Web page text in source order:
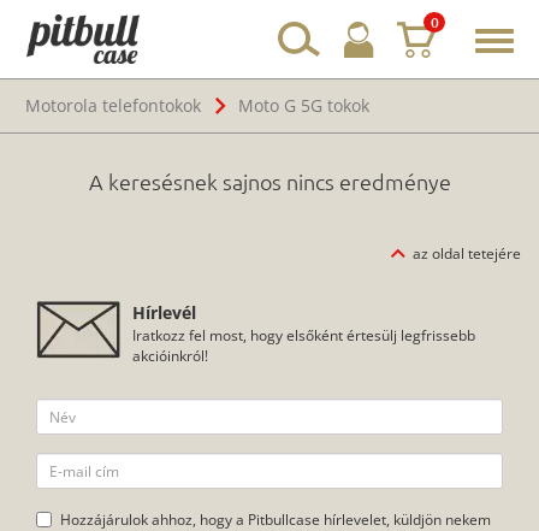
0
Motorola telefontokok
Moto G 5G tokok
A keresésnek sajnos nincs eredménye
az oldal tetejére
Hírlevél
Iratkozz fel most, hogy elsőként értesülj legfrissebb
akcióinkról!
Hozzájárulok ahhoz, hogy a Pitbullcase hírlevelet, küldjön nekem